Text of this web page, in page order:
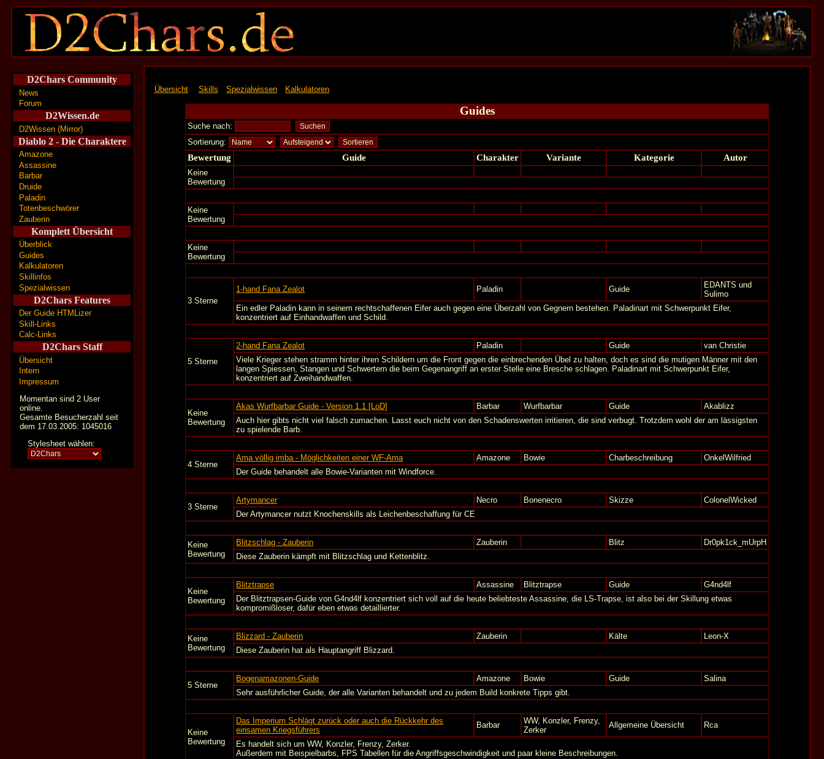
D2Chars Community
News
Forum
D2Wissen.de
D2Wissen (Mirror)
Diablo 2 - Die Charaktere
Amazone
Assassine
Barbar
Druide
Paladin
Totenbeschwörer
Zauberin
Komplett Übersicht
Überblick
Guides
Kalkulatoren
Skillinfos
Spezialwissen
D2Chars Features
Der Guide HTMLizer
Skill-Links
Calc-Links
D2Chars Staff
Übersicht
Intern
Impressum
Momentan sind 2 User
online.
Gesamte Besucherzahl seit
dem 17.03.2005: 1045016
Stylesheet wählen:
Übersicht Skills Spezialwissen Kalkulatoren
Guides
Suche nach:
Sortierung:
Bewertung Guide Charakter Variante Kategorie Autor
Keine
Bewertung
Keine
Bewertung
Keine
Bewertung
3 Sterne
1-hand Fana Zealot Paladin Guide
EDANTS und
Sulimo
Ein edler Paladin kann in seinem rechtschaffenen Eifer auch gegen eine Überzahl von Gegnern bestehen. Paladinart mit Schwerpunkt Eifer,
konzentriert auf Einhandwaffen und Schild.
5 Sterne
2-hand Fana Zealot Paladin Guide
van Christie
Viele Krieger stehen stramm hinter ihren Schildern um die Front gegen die einbrechenden Übel zu halten, doch es sind die mutigen Männer mit den
langen Spiessen, Stangen und Schwertern die beim Gegenangriff an erster Stelle eine Bresche schlagen. Paladinart mit Schwerpunkt Eifer,
konzentriert auf Zweihandwaffen.
Keine
Bewertung
Akas Wurfbarbar Guide - Version 1.1 [LoD] Barbar Wurfbarbar Guide
Akablizz
Auch hier gibts nicht viel falsch zumachen. Lasst euch nicht von den Schadenswerten irritieren, die sind verbugt. Trotzdem wohl der am lässigsten
zu spielende Barb.
4 Sterne
Ama völlig imba - Möglichkeiten einer WF-Ama Amazone Bowie Charbeschreibung
OnkelWilfried
Der Guide behandelt alle Bowie-Varianten mit Windforce.
3 Sterne
Artymancer Necro Bonenecro Skizze
ColonelWicked
Der Artymancer nutzt Knochenskills als Leichenbeschaffung für CE
Keine
Bewertung
Blitzschlag - Zauberin Zauberin Blitz
Dr0pk1ck_mUrpH
Diese Zauberin kämpft mit Blitzschlag und Kettenblitz.
Keine
Bewertung
Blitztrapse Assassine Blitztrapse Guide
G4nd4lf
Der Blitztrapsen-Guide von G4nd4lf konzentriert sich voll auf die heute beliebteste Assassine, die LS-Trapse, ist also bei der Skillung etwas
kompromißloser, dafür eben etwas detaillierter.
Keine
Bewertung
Blizzard - Zauberin Zauberin Kälte
Leon-X
Diese Zauberin hat als Hauptangriff Blizzard.
5 Sterne
Bogenamazonen-Guide Amazone Bowie Guide
Salina
Sehr ausführlicher Guide, der alle Varianten behandelt und zu jedem Build konkrete Tipps gibt.
Keine
Bewertung
Das Imperium Schlägt zurück oder auch die Rückkehr des
einsamen Kriegsführers
Barbar
WW, Konzler, Frenzy,
Zerker
Allgemeine Übersicht Rca
Es handelt sich um WW, Konzler, Frenzy, Zerker.
Außerdem mit Beispielbarbs, FPS Tabellen für die Angriffsgeschwindigkeit und paar kleine Beschreibungen.